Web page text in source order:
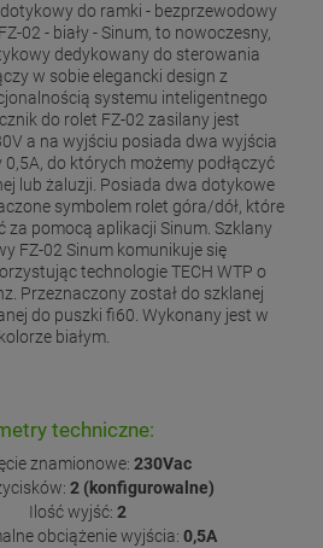
do ramki - bezprzewodowy
02 - biały - Sinum, to nowoczesny,
dedykowany do sterowania
w sobie elegancki design z
systemu inteligentnego
do rolet FZ-02 zasilany jest
a na wyjściu posiada dwa wyjścia
do których możemy podłączyć
lub żaluzji. Posiada dwa dotykowe
symbolem rolet góra/dół, które
pomocą aplikacji Sinum. Szklany
FZ-02 Sinum komunikuje się
technologie TECH WTP o
Przeznaczony został do szklanej
do puszki fi60. Wykonany jest w
kolorze białym.
techniczne:
znamionowe: 230Vac
2 (konfigurowalne)
Ilość wyjść: 2
obciążenie wyjścia: 0,5A